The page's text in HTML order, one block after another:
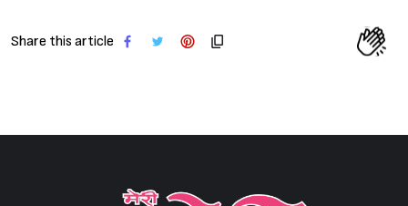
Share this article